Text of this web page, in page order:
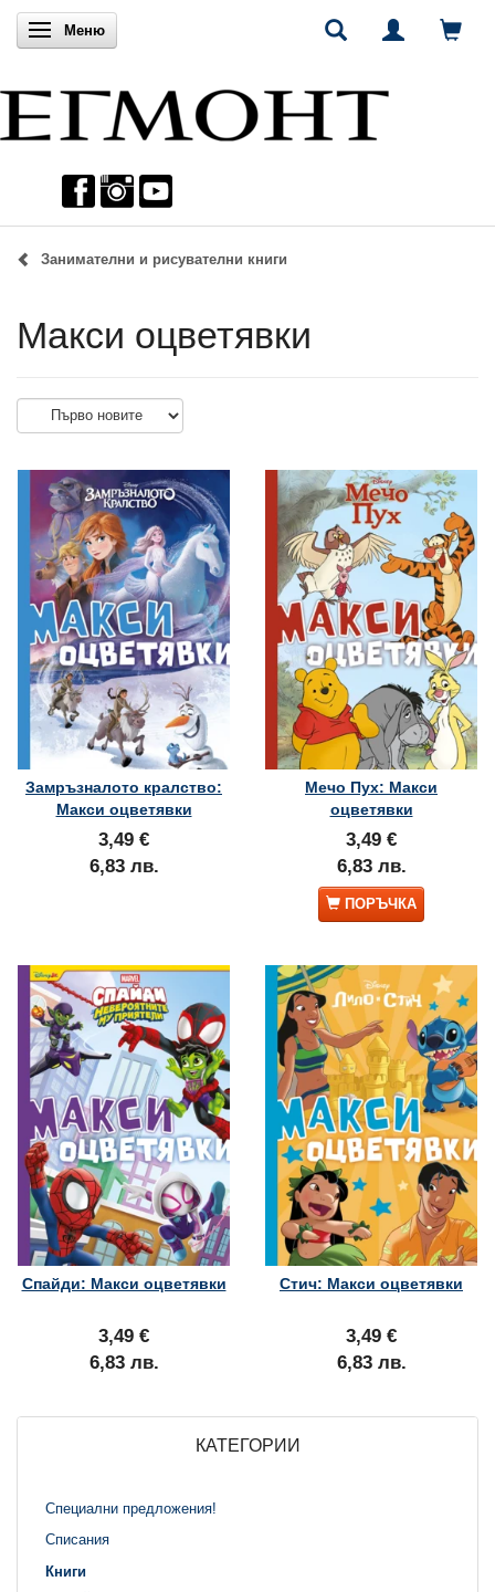
Включи навигацията
Меню
Занимателни и рисувателни книги
Макси оцветявки
Замръзналото кралство:
Макси оцветявки
3,49 €
6,83 лв.
Мечо Пух: Макси
оцветявки
3,49 €
6,83 лв.
ПОРЪЧКА
Спайди: Макси оцветявки
3,49 €
6,83 лв.
Стич: Макси оцветявки
3,49 €
6,83 лв.
КАТЕГОРИИ
Специални предложения!
Списания
Книги